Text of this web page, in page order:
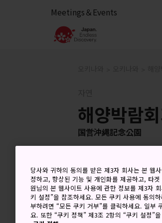
Meetings＆Events
해양박람
国営沖縄記念公園
당사와 귀하의 동의를 받은 제3자 회사는 본 웹
정하고, 향상된 기능 및 개인화를 제공하고, 타
원님의 본 웹사이트 사용에 관한 정보를 제3자
키 설정”을 참조하세요. 모든 쿠키 사용에 동의
부하려면 “모든 쿠키 거부”를 클릭하세요. 일부
요. 또한 “쿠키 정책” 제3조 2항의 “쿠키 설정”